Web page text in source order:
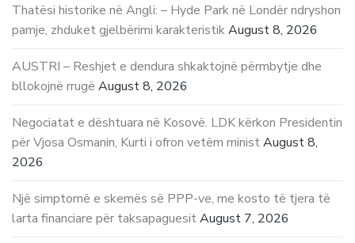
Thatësi historike në Angli: – Hyde Park në Londër ndryshon
pamje, zhduket gjelbërimi karakteristikAugust 8, 2026
AUSTRI – Reshjet e dendura shkaktojnë përmbytje dhe
bllokojnë rrugë August 8, 2026
Negociatat e dështuara në Kosovë. LDK kërkon Presidentin
për Vjosa Osmanin, Kurti i ofron vetëm ministAugust 8,
2026
Një simptomë e skemës së PPP-ve, me kosto të tjera të
larta financiare për taksapaguesitAugust 7, 2026